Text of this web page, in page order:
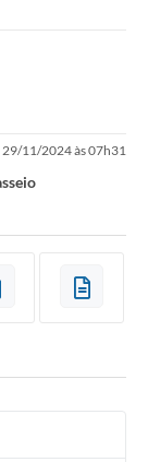
29/11/2024 às 07h31